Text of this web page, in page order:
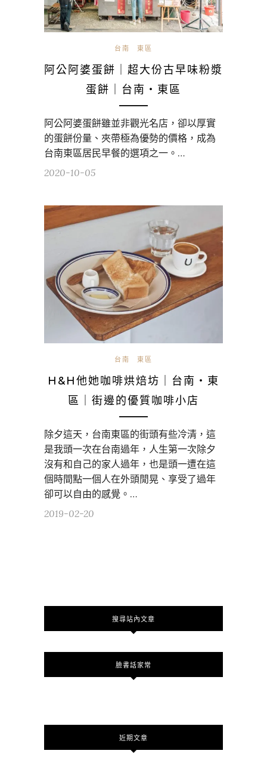
台南 東區
阿公阿婆蛋餅｜超大份古早味粉漿
蛋餅｜台南・東區
阿公阿婆蛋餅雖並非觀光名店，卻以厚實
的蛋餅份量、夾帶極為優勢的價格，成為
台南東區居民早餐的選項之一。…
2020-10-05
台南 東區
H&H他她咖啡烘焙坊｜台南・東
區｜街邊的優質咖啡小店
除夕這天，台南東區的街頭有些冷清，這
是我頭一次在台南過年，人生第一次除夕
沒有和自己的家人過年，也是頭一遭在這
個時間點一個人在外頭閒晃、享受了過年
卻可以自由的感覺。…
2019-02-20
搜尋站內文章
臉書話家常
近期文章